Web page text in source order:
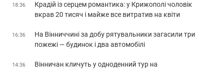
18:36
Крадій із серцем романтика: у Крижополі чоловік
вкрав 20 тисяч і майже все витратив на квіти
16:36
На Вінниччині за добу рятувальники загасили три
пожежі — будинок і два автомобілі
14:36
Вінничан кличуть у одноденний тур на